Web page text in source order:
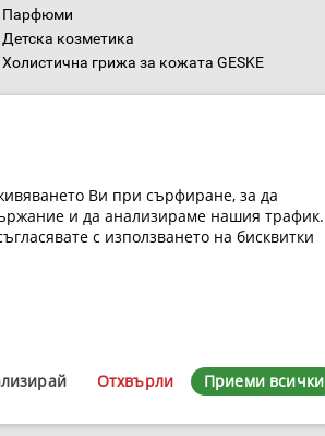
Парфюми
Детска козметика
Холистична грижа за кожата GESKE
Пиротска 151, Телефон: 070070220
Ви при сърфиране, за да
и да анализираме нашия трафик.
с използването на бисквитки
Отхвърли Приеми всички